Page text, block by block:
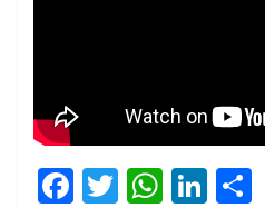
F
T
W Li